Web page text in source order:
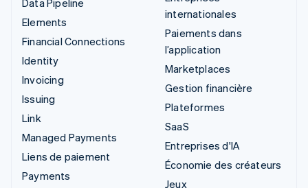
Elements
Financial Connections
Identity
Invoicing
Issuing
Link
Managed Payments
Liens de paiement
Payments
internationales
Paiements dans
l’application
Marketplaces
Gestion financière
Plateformes
SaaS
Entreprises d'IA
Économie des créateurs
Jeux